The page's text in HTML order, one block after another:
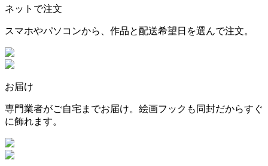
ネットで注文
スマホやパソコンから、作品と配送希望日を選んで注文。
お届け
専門業者がご自宅までお届け。絵画フックも同封だからすぐ
に飾れます。